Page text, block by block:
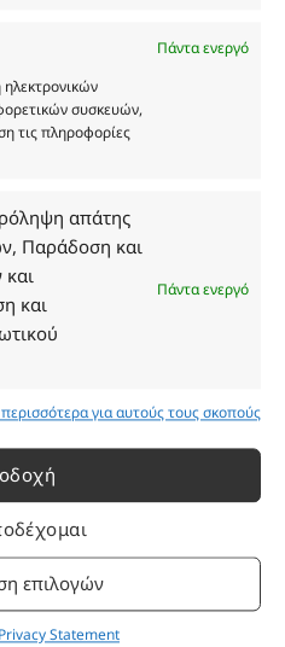
Πάντα ενεργό
συσκευών,
τις πληροφορίες
απάτης
Παράδοση και
και
Πάντα ενεργό
για αυτούς τους σκοπούς
επιλογών
Privacy Statement